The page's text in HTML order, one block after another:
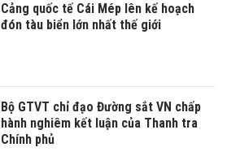
Cảng quốc tế Cái Mép lên kế hoạch
đón tàu biển lớn nhất thế giới
Bộ GTVT chỉ đạo Đường sắt VN chấp
hành nghiêm kết luận của Thanh tra
Chính phủ